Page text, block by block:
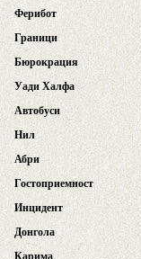
Ферибот
Граници
Бюрокрация
Уади Халфа
Автобуси
Нил
Абри
Гостоприемност
Инцидент
Донгола